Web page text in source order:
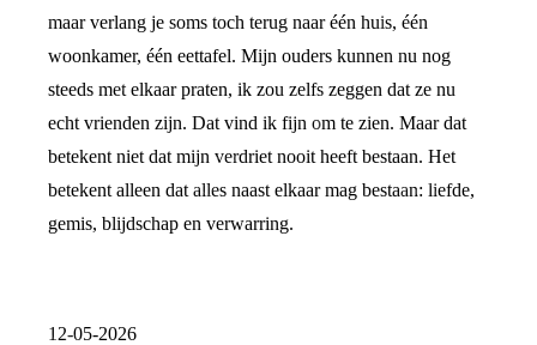
maar verlang je soms toch terug naar één huis, één
woonkamer, één eettafel. Mijn ouders kunnen nu nog
steeds met elkaar praten, ik zou zelfs zeggen dat ze nu
echt vrienden zijn. Dat vind ik fijn om te zien. Maar dat
betekent niet dat mijn verdriet nooit heeft bestaan. Het
betekent alleen dat alles naast elkaar mag bestaan: liefde,
gemis, blijdschap en verwarring.
12-05-2026